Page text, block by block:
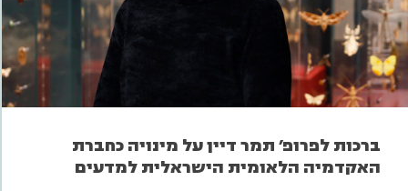
ברכות לפרופ' תמר דיין על מינויה כחברת
האקדמיה הלאומית הישראלית למדעים